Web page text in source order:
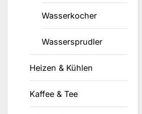
Wasserkocher
Wassersprudler
Heizen & Kühlen
Kaffee & Tee